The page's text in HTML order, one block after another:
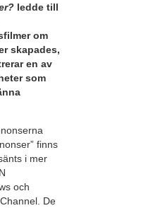
ledde till
om
skapades,
en av
som
finns
i mer
och
De